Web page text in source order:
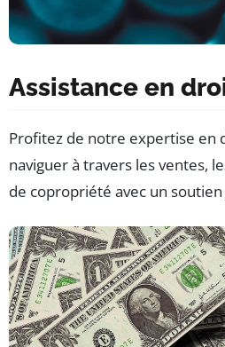
Assistance en
Profitez de notre expertise
naviguer à travers les ventes,
de copropriété avec un